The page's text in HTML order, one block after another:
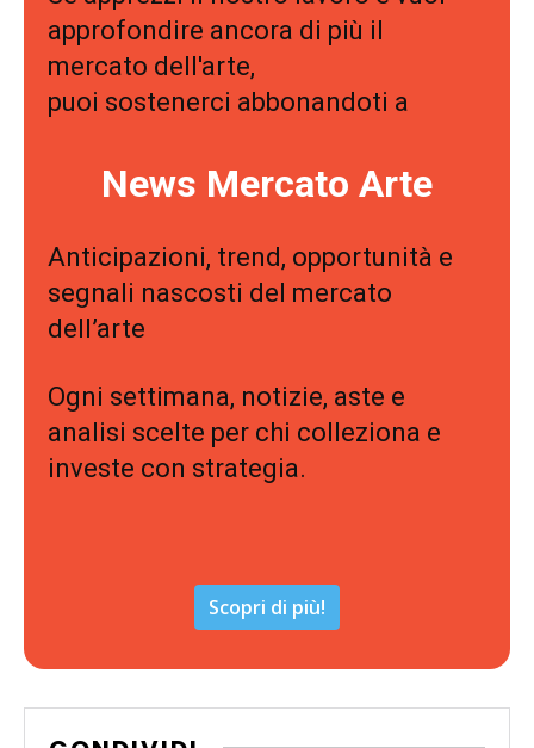
approfondire ancora di più il
mercato dell'arte,
puoi sostenerci abbonandoti a
News Mercato Arte
Anticipazioni, trend, opportunità e
segnali nascosti del mercato
dell’arte
Ogni settimana, notizie, aste e
analisi scelte per chi colleziona e
investe con strategia.
Scopri di più!